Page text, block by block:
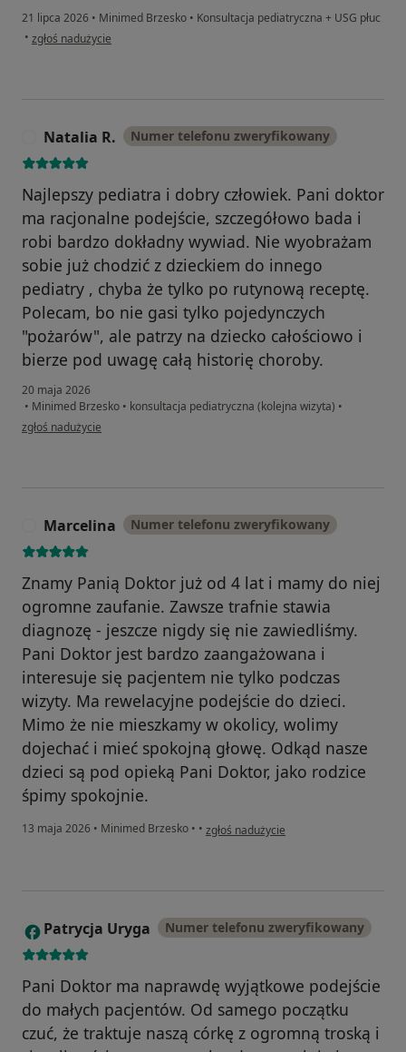
21 lipca 2026 • Minimed Brzesko • Konsultacja pediatryczna + USG płuc
• w opinii użytkownika Diana
zgłoś nadużycie
Natalia R. Numer telefonu zweryfikowany
Najlepszy pediatra i dobry człowiek. Pani doktor
ma racjonalne podejście, szczegółowo bada i
robi bardzo dokładny wywiad. Nie wyobrażam
sobie już chodzić z dzieckiem do innego
pediatry , chyba że tylko po rutynową receptę.
Polecam, bo nie gasi tylko pojedynczych
"pożarów", ale patrzy na dziecko całościowo i
bierze pod uwagę całą historię choroby.
20 maja 2026
• Minimed Brzesko • konsultacja pediatryczna (kolejna wizyta) •
w opinii użytkownika Natalia R.
zgłoś nadużycie
Marcelina Numer telefonu zweryfikowany
Znamy Panią Doktor już od 4 lat i mamy do niej
ogromne zaufanie. Zawsze trafnie stawia
diagnozę - jeszcze nigdy się nie zawiedliśmy.
Pani Doktor jest bardzo zaangażowana i
interesuje się pacjentem nie tylko podczas
wizyty. Ma rewelacyjne podejście do dzieci.
Mimo że nie mieszkamy w okolicy, wolimy
dojechać i mieć spokojną głowę. Odkąd nasze
dzieci są pod opieką Pani Doktor, jako rodzice
śpimy spokojnie.
13 maja 2026 • Minimed Brzesko • • w opinii użytkownika Marcelina
zgłoś nadużycie
P Patrycja Uryga Numer telefonu zweryfikowany
Pani Doktor ma naprawdę wyjątkowe podejście
do małych pacjentów. Od samego początku
czuć, że traktuje naszą córkę z ogromną troską i